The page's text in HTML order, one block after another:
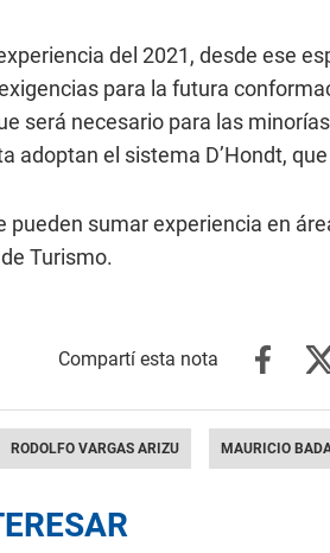
del 2021, desde ese
para la futura
será necesario para las
adoptan el sistema D’Hondt,
pueden sumar experiencia en
Turismo.
RODOLFO VARGAS ARIZU MAURICIO